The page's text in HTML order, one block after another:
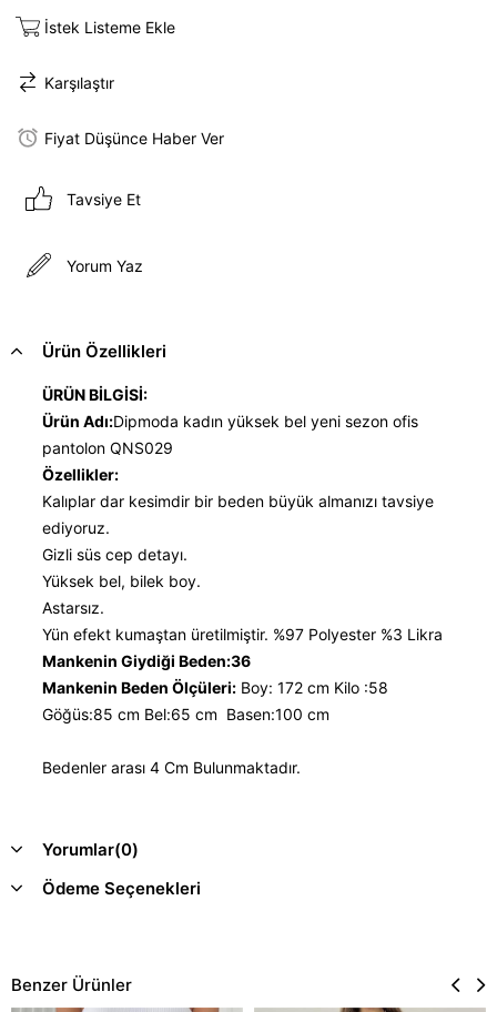
İstek Listeme Ekle
Karşılaştır
Fiyat Düşünce Haber Ver
Tavsiye Et
Yorum Yaz
Ürün Özellikleri
ÜRÜN BİLGİSİ:
Ürün Adı:Dipmoda kadın yüksek bel yeni sezon ofis
pantolon QNS029
Özellikler:
Kalıplar dar kesimdir bir beden büyük almanızı tavsiye
ediyoruz.
Gizli süs cep detayı.
Yüksek bel, bilek boy.
Astarsız.
Yün efekt kumaştan üretilmiştir. %97 Polyester %3 Likra
Mankenin Giydiği Beden:36
Mankenin Beden Ölçüleri: Boy: 172 cm Kilo :58
Göğüs:85 cm Bel:65 cm Basen:100 cm
Bedenler arası 4 Cm Bulunmaktadır.
Yorumlar(0)
Ödeme Seçenekleri
Benzer Ürünler